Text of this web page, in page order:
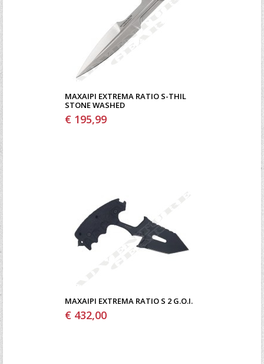
ΜΑΧΑΊΡΙ EXTREMA RATIO S-THIL
STONE WASHED
€ 195,99
ΜΑΧΑΊΡΙ EXTREMA RATIO S 2 G.O.I.
€ 432,00